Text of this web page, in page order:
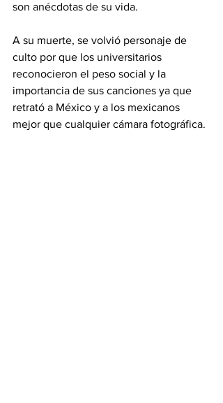
son anécdotas de su vida.
A su muerte, se volvió personaje de
culto por que los universitarios
reconocieron el peso social y la
importancia de sus canciones ya que
retrató a México y a los mexicanos
mejor que cualquier cámara fotográfica.